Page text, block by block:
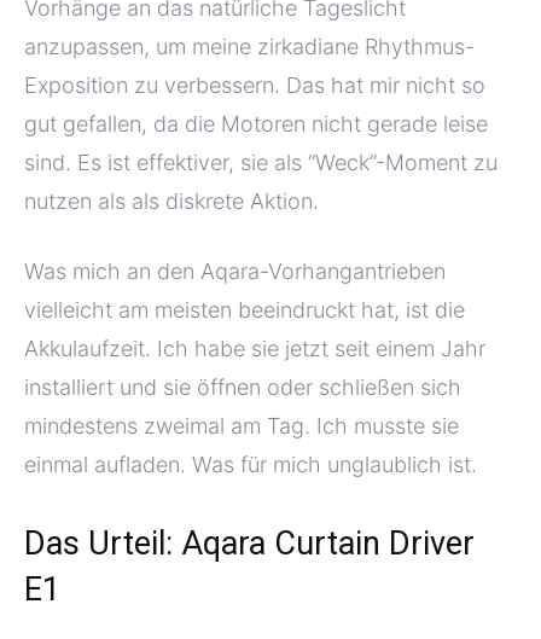
Vorhänge an das natürliche Tageslicht
anzupassen, um meine zirkadiane Rhythmus-
Exposition zu verbessern. Das hat mir nicht so
gut gefallen, da die Motoren nicht gerade leise
sind. Es ist effektiver, sie als “Weck”-Moment zu
nutzen als als diskrete Aktion.
Was mich an den Aqara-Vorhangantrieben
vielleicht am meisten beeindruckt hat, ist die
Akkulaufzeit. Ich habe sie jetzt seit einem Jahr
installiert und sie öffnen oder schließen sich
mindestens zweimal am Tag. Ich musste sie
einmal aufladen. Was für mich unglaublich ist.
Das Urteil: Aqara Curtain Driver
E1